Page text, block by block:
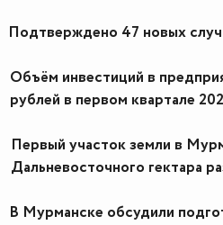
Подтверждено 47 новых
Объём инвестиций в
рублей в первом квартале
Первый участок земли в
Дальневосточного гектара
В Мурманске обсудили